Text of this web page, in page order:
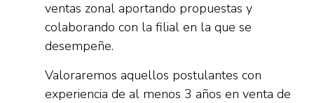
ventas zonal aportando propuestas y
colaborando con la filial en la que se
desempeñe.
Valoraremos aquellos postulantes con
experiencia de al menos 3 años en venta de